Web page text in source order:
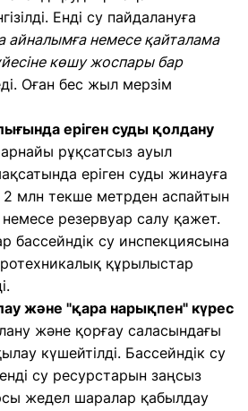
Енді су пайдалануға
айналымға немесе қайталама
көшу жоспары бар
Оған бес жыл мерзім
еріген суды қолдану
рұқсатсыз ауыл
еріген суды жинауға
млн текше метрден аспайтын
немесе резервуар салу қажет.
бассейндік су инспекциясына
құрылыстар
және "қара нарықпен" күрес
және қорғау саласындағы
күшейтілді. Бассейндік су
су ресурстарын заңсыз
жедел шаралар қабылдау